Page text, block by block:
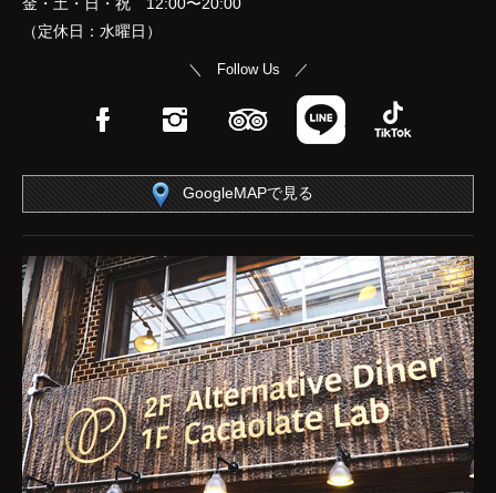
（定休日：水曜日）
＼ Follow Us ／
FacebookInstagramTripAdvisor
LINE
GoogleMAPで見る